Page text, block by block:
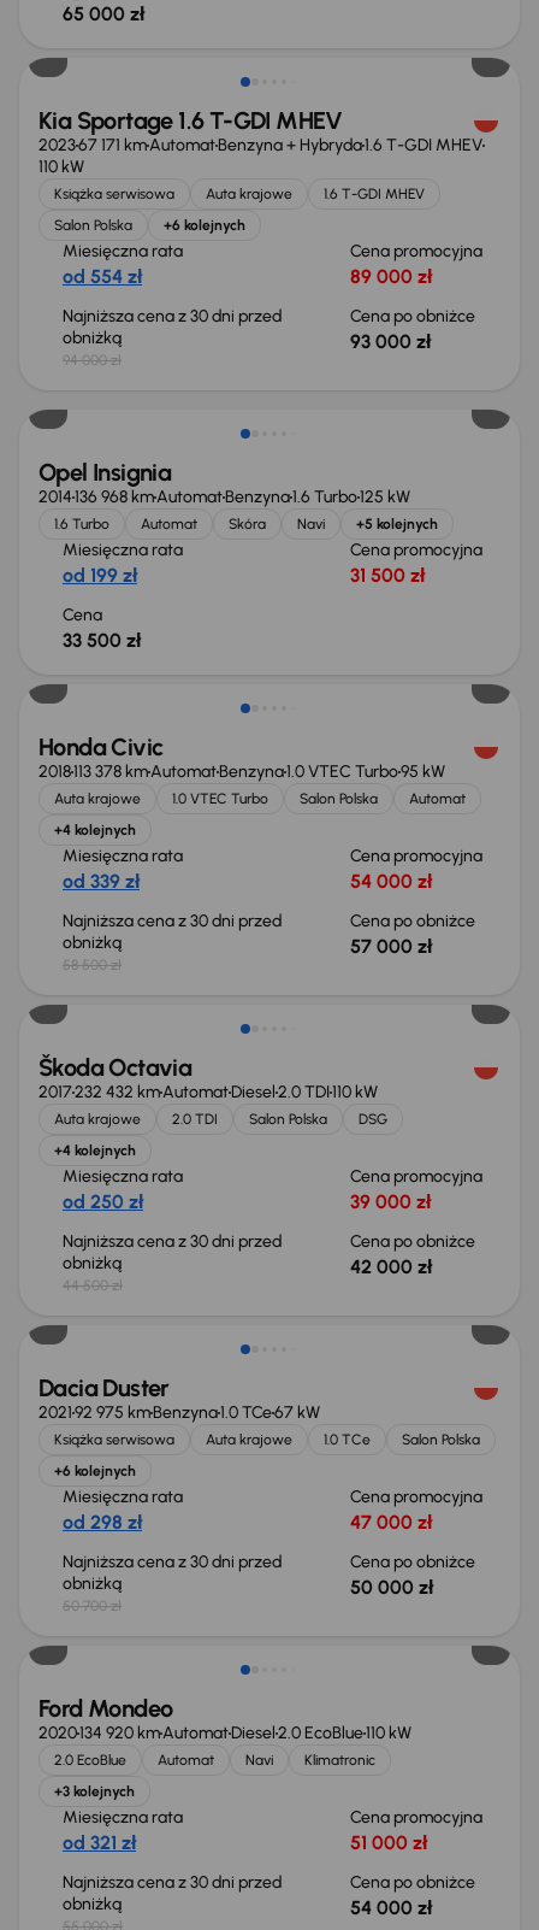
65 000 zł
Taniej o 1 000 zł
Kia Sportage 1.6 T-GDI MHEV
202367 171 kmAutomatBenzyna + Hybryda1.6 T-GDI MHEV
110 kW
Książka serwisowa Auta krajowe
1.6 T-GDI MHEV
Salon Polska
+6 kolejnych
Miesięczna rata
od 554 zł
Cena promocyjna
89 000 zł
Najniższa cena z 30 dni przed
obniżką
94 000 zł
Cena po obniżce
93 000 zł
Opel Insignia
2014136 968 kmAutomatBenzyna1.6 Turbo125 kW
1.6 Turbo Automat Skóra Navi +5 kolejnych
Miesięczna rata
od 199 zł
Cena promocyjna
31 500 zł
Cena
33 500 zł
Taniej o 1 500 zł
Honda Civic
2018113 378 kmAutomatBenzyna1.0 VTEC Turbo95 kW
Auta krajowe 1.0 VTEC Turbo Salon Polska
Automat
+4 kolejnych
Miesięczna rata
od 339 zł
Cena promocyjna
54 000 zł
Najniższa cena z 30 dni przed
obniżką
58 500 zł
Cena po obniżce
57 000 zł
Taniej o 2 500 zł
Škoda Octavia
2017232 432 kmAutomatDiesel2.0 TDI110 kW
Auta krajowe 2.0 TDI Salon Polska
DSG
+4 kolejnych
Miesięczna rata
od 250 zł
Cena promocyjna
39 000 zł
Najniższa cena z 30 dni przed
obniżką
44 500 zł
Cena po obniżce
42 000 zł
Taniej o 700 zł
Dacia Duster
202192 975 kmBenzyna1.0 TCe67 kW
Książka serwisowa Auta krajowe 1.0 TCe
Salon Polska
+6 kolejnych
Miesięczna rata
od 298 zł
Cena promocyjna
47 000 zł
Najniższa cena z 30 dni przed
obniżką
50 700 zł
Cena po obniżce
50 000 zł
Taniej o 1 000 zł
Ford Mondeo
2020134 920 kmAutomatDiesel2.0 EcoBlue110 kW
2.0 EcoBlue Automat Navi
Klimatronic
+3 kolejnych
Miesięczna rata
od 321 zł
Cena promocyjna
51 000 zł
Najniższa cena z 30 dni przed
obniżką
55 000 zł
Cena po obniżce
54 000 zł